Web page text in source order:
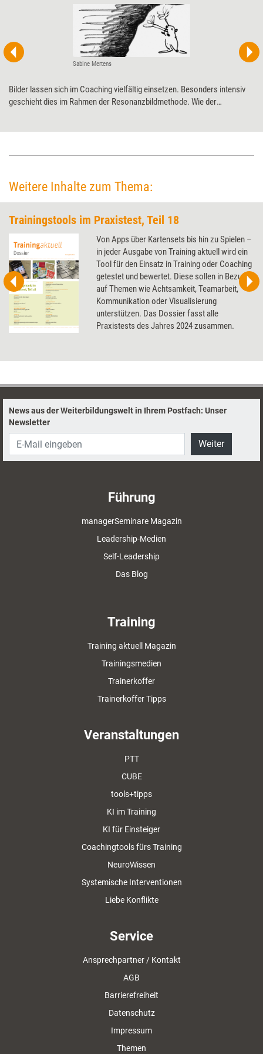
Sabine Mertens
Bilder lassen sich im Coaching vielfältig einsetzen. Besonders intensiv
geschieht dies im Rahmen der Resonanzbildmethode. Wie der
Weitere Inhalte zum Thema:
Trainingstools im Praxistest, Teil 18
Von Apps über Kartensets bis hin zu Spielen –
in jeder Ausgabe von Training aktuell wird ein
Tool für den Einsatz in Training oder Coaching
getestet und bewertet. Diese sollen in Bezug
auf Themen wie Achtsamkeit, Teamarbeit,
Kommunikation oder Visualisierung
unterstützen. Das Dossier fasst alle
Praxistests des Jahres 2024 zusammen.
News aus der Weiterbildungswelt in Ihrem Postfach: Unser
Newsletter
Weiter
Führung
managerSeminare Magazin
Leadership-Medien
Self-Leadership
Das Blog
Training
Training aktuell Magazin
Trainingsmedien
Trainerkoffer
Trainerkoffer Tipps
Veranstaltungen
PTT
CUBE
tools+tipps
KI im Training
KI für Einsteiger
Coachingtools fürs Training
NeuroWissen
Systemische Interventionen
Liebe Konflikte
Service
Ansprechpartner / Kontakt
AGB
Barrierefreiheit
Datenschutz
Impressum
Themen